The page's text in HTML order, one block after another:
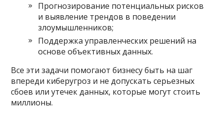
Прогнозирование потенциальных рисков
и выявление трендов в поведении
злоумышленников;
Поддержка управленческих решений на
основе объективных данных.
Все эти задачи помогают бизнесу быть на шаг
впереди киберугроз и не допускать серьезных
сбоев или утечек данных, которые могут стоить
миллионы.